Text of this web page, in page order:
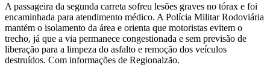
A passageira da segunda carreta sofreu lesões graves no tórax e foi
encaminhada para atendimento médico. A Polícia Militar Rodoviária
mantém o isolamento da área e orienta que motoristas evitem o
trecho, já que a via permanece congestionada e sem previsão de
liberação para a limpeza do asfalto e remoção dos veículos
destruídos. Com informações de Regionalzão.